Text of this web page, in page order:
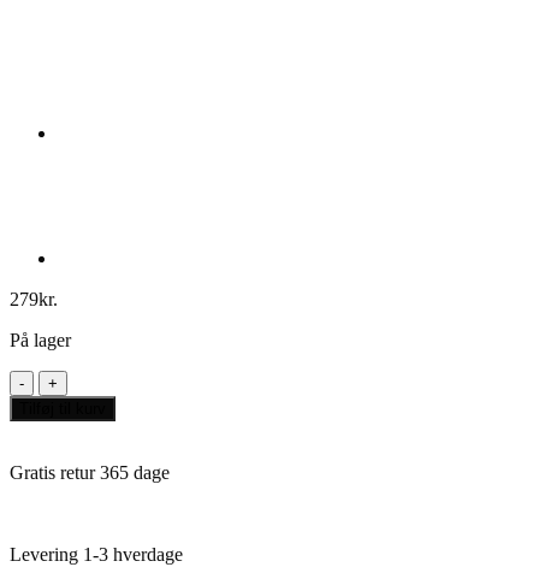
279kr.
På lager
Furnace
antal
Gratis retur 365 dage
Levering 1-3 hverdage